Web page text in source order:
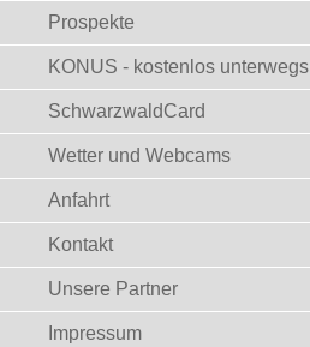
Prospekte
KONUS - kostenlos unterwegs
SchwarzwaldCard
Wetter und Webcams
Anfahrt
Kontakt
Unsere Partner
Impressum